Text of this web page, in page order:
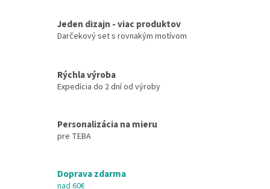
Jeden dizajn - viac produktov
Darčekový set s rovnakým motívom
Rýchla výroba
Expedícia do 2 dní od výroby
Personalizácia na mieru
pre TEBA
Doprava zdarma
nad 60€